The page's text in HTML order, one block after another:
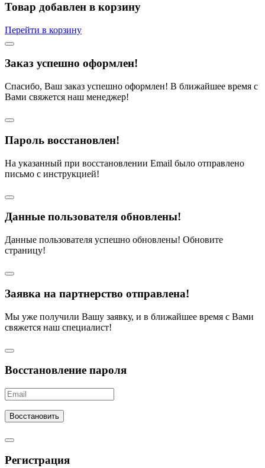
Товар добавлен в корзину
Перейти в корзину
Заказ успешно оформлен!
Спасибо, Ваш заказ успешно оформлен! В ближайшее время с
Вами свяжется наш менеджер!
Пароль восстановлен!
На указанный при восстановлении Email было отправлено
письмо с инструкцией!
Данные пользователя обновлены!
Данные пользователя успешно обновлены! Обновите
страницу!
Заявка на партнерство отправлена!
Мы уже получили Вашу заявку, и в ближайшее время с Вами
свяжется наш специалист!
Восстановление пароля
Восстановить
Регистрация